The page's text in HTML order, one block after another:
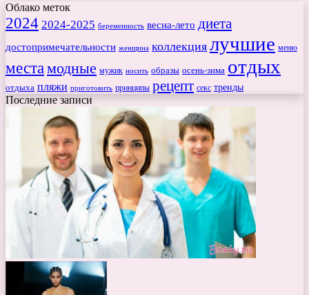
Облако меток
2024 2024-2025 беременность весна-лето диета
достопримечательности женщина коллекция лучшие меню
места модные мужик носить образы осень-зима отдых
отдыха пляжи приготовить принципы рецепт секс тренды
Последние записи